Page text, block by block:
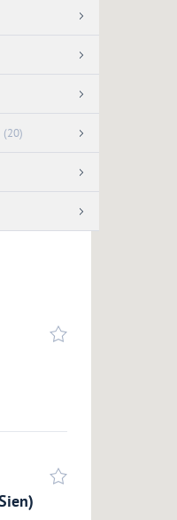
(20)